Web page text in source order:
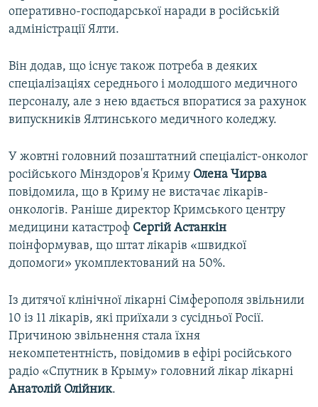
оперативно-господарської наради в російській
адміністрації Ялти.
Він додав, що існує також потреба в деяких
спеціалізаціях середнього і молодшого медичного
персоналу, але з нею вдається впоратися за рахунок
випускників Ялтинського медичного коледжу.
У жовтні головний позаштатний спеціаліст-онколог
російського Мінздоров'я Криму Олена Чирва
повідомила, що в Криму не вистачає лікарів-
онкологів. Раніше директор Кримського центру
медицини катастроф Сергій Астанкін
поінформував, що штат лікарів «швидкої
допомоги» укомплектований на 50%.
Із дитячої клінічної лікарні Сімферополя звільнили
10 із 11 лікарів, які приїхали з сусідньої Росії.
Причиною звільнення стала їхня
некомпетентність, повідомив в ефірі російського
радіо «Спутник в Крыму» головний лікар лікарні
Анатолій Олійник.